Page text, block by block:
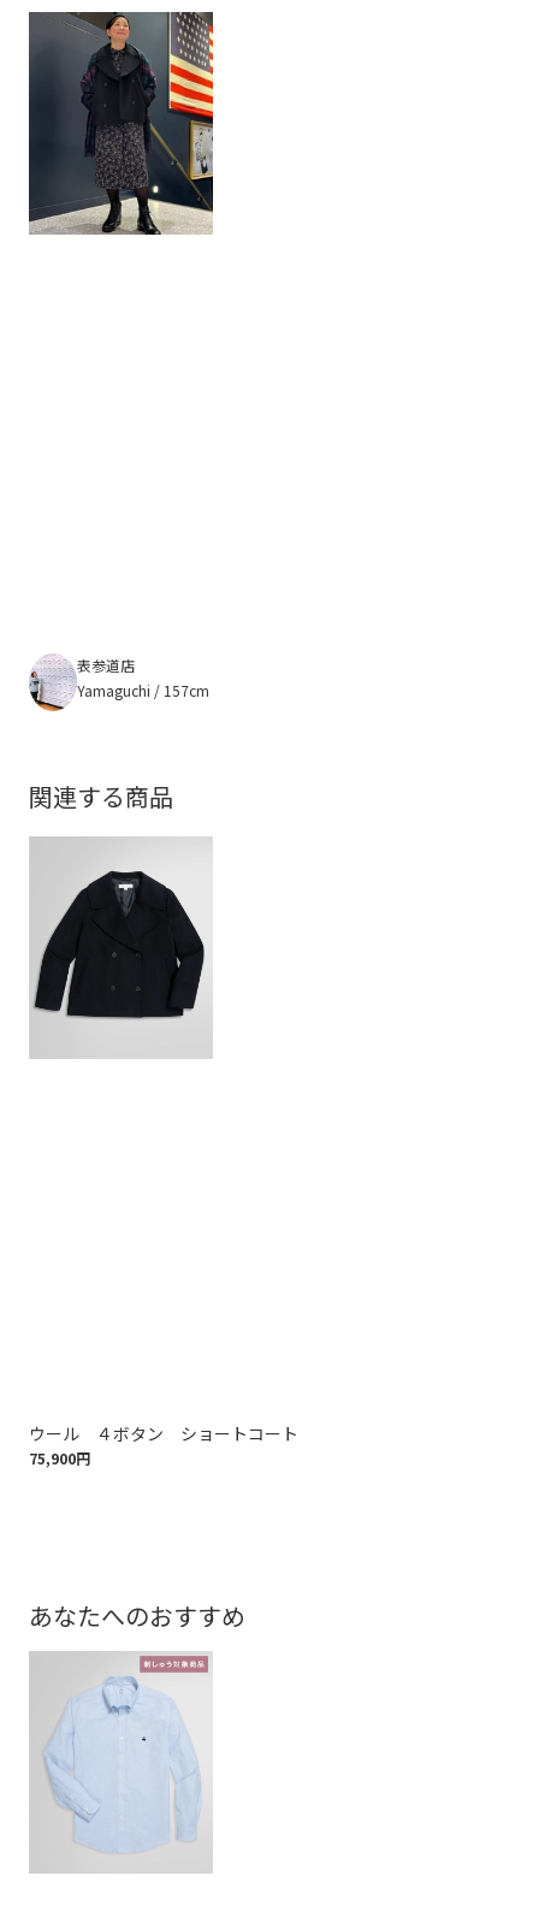
表参道店
Yamaguchi / 157cm
関連する商品
ウール ４ボタン ショートコート
75,900円
あなたへのおすすめ